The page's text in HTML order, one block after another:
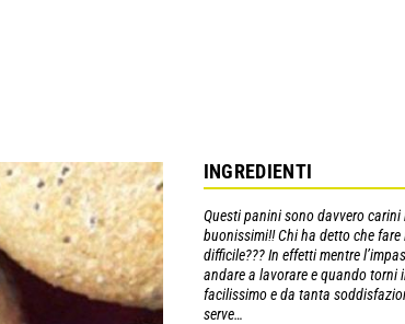
INGREDIENTI
Questi panini sono davvero
buonissimi!! Chi ha detto che fare
difficile??? In effetti mentre
andare a lavorare e quando torni
facilissimo e da tanta
serve…